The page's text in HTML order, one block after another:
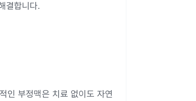
결합니다.
인 부정맥은 치료 없이도 자연